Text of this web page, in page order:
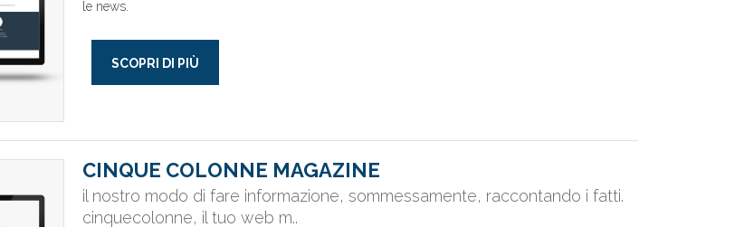
le news.
SCOPRI DI PIÙ
CINQUE COLONNE MAGAZINE
il nostro modo di fare informazione, sommessamente, raccontando i fatti.
cinquecolonne, il tuo web m..